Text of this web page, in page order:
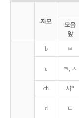
자모
모음
앞
b ㅂ
c ㅋ, ㅅ
ch 시*
d ㄷ